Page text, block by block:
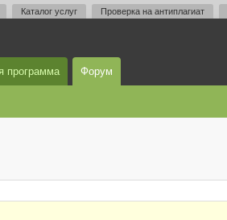
Каталог услуг Проверка на антиплагиат
программа Форум